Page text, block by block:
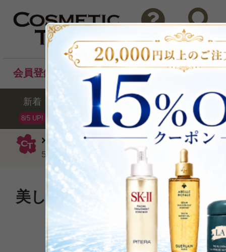
クリニーク クリーム
スマート リ
50ml
問い合わせ 検索
会員登録後のお買い物でポイントプレゼント！
新着
8/5 UP!
セール ランキング ブ
美しさを引き上げる新「弾力
ム
P可 残り1点